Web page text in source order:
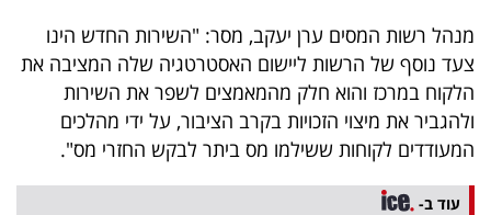
מנהל רשות המסים ערן יעקב, מסר: "השירות החדש הינו
צעד נוסף של הרשות ליישום האסטרטגיה שלה המציבה את
הלקוח במרכז והוא חלק מהמאמצים לשפר את השירות
ולהגביר את מיצוי הזכויות בקרב הציבור, על ידי מהלכים
המעודדים לקוחות ששילמו מס ביתר לבקש החזרי מס".
עוד ב-